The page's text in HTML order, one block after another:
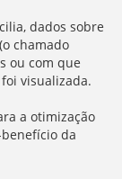
dados sobre
chamado
ou com que
visualizada.
a otimização
da